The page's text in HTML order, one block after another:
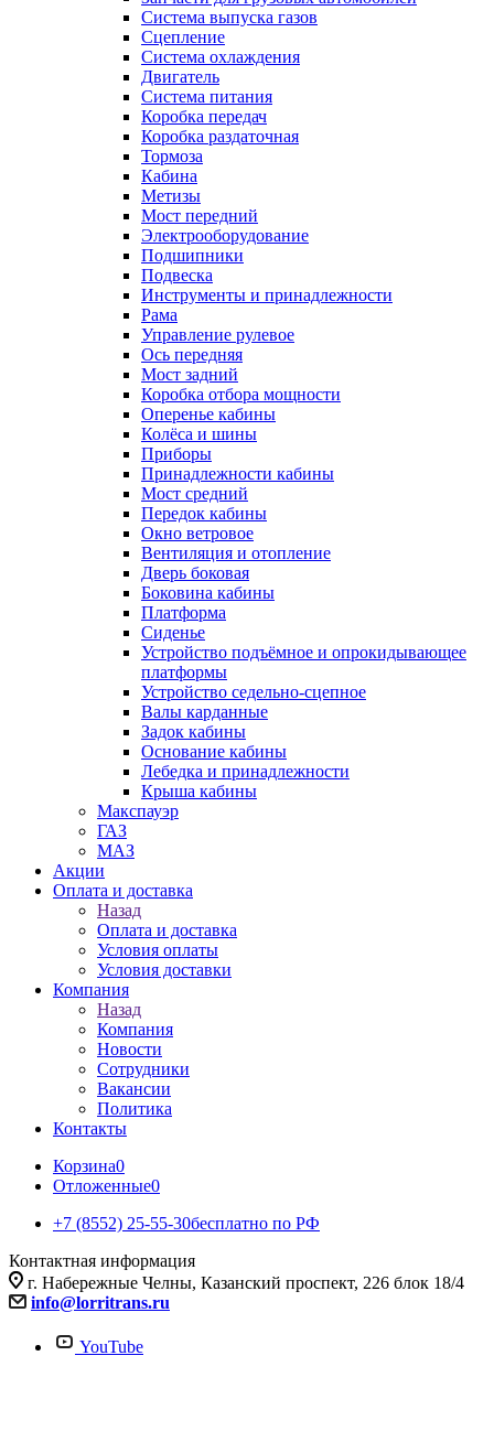
Система выпуска газов
Сцепление
Система охлаждения
Двигатель
Система питания
Коробка передач
Коробка раздаточная
Тормоза
Кабина
Метизы
Мост передний
Электрооборудование
Подшипники
Подвеска
Инструменты и принадлежности
Рама
Управление рулевое
Ось передняя
Мост задний
Коробка отбора мощности
Оперенье кабины
Колёса и шины
Приборы
Принадлежности кабины
Мост средний
Передок кабины
Окно ветровое
Вентиляция и отопление
Дверь боковая
Боковина кабины
Платформа
Сиденье
Устройство подъёмное и опрокидывающее
платформы
Устройство седельно-сцепное
Валы карданные
Задок кабины
Основание кабины
Лебедка и принадлежности
Крыша кабины
Макспауэр
ГАЗ
МАЗ
Акции
Оплата и доставка
Назад
Оплата и доставка
Условия оплаты
Условия доставки
Компания
Назад
Компания
Новости
Сотрудники
Вакансии
Политика
Контакты
Корзина0
Отложенные0
+7 (8552) 25-55-30бесплатно по РФ
Контактная информация
г. Набережные Челны, Казанский проспект, 226 блок 18/4
info@lorritrans.ru
YouTube